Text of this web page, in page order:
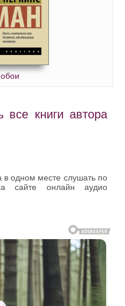
все книги автора
в одном месте слушать по
сайте онлайн аудио